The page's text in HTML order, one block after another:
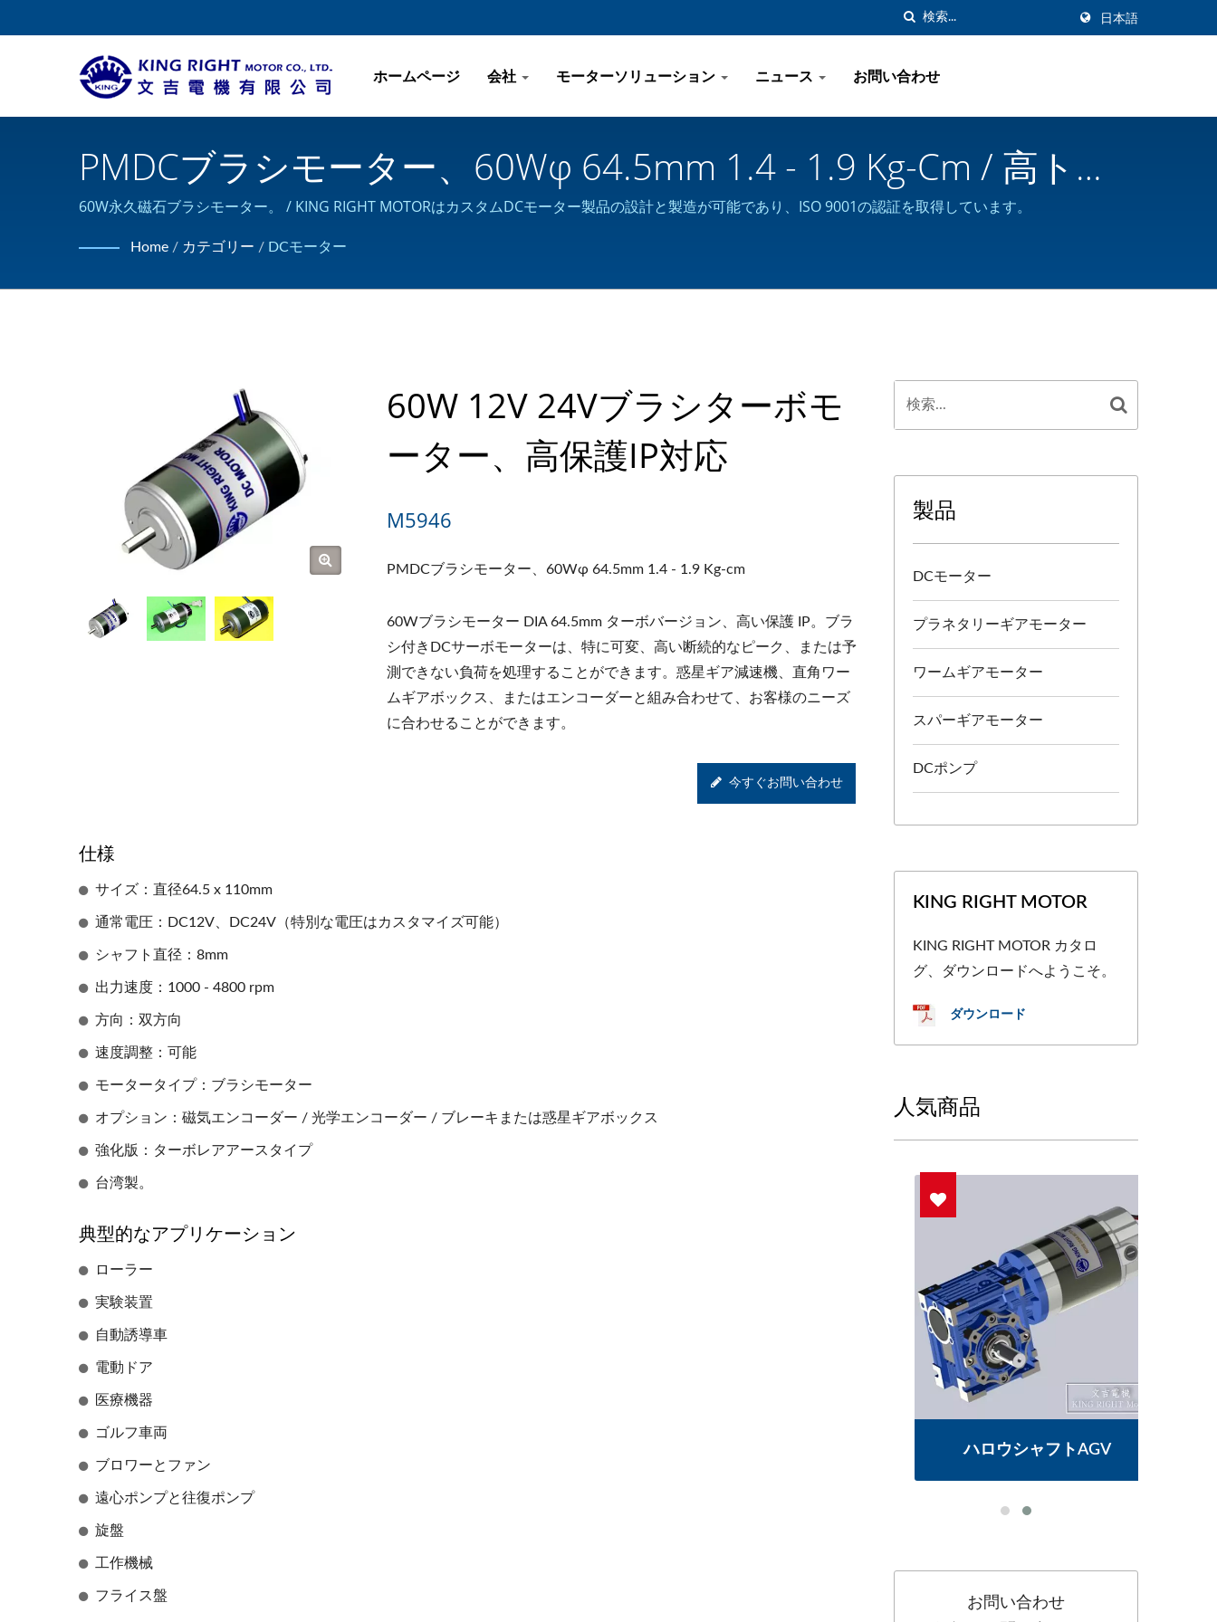
日本語
ホームページ 会社 モーターソリューション ニュース お問い合わせ
PMDCブラシモーター、60Wφ 64.5mm 1.4 - 1.9 Kg-Cm / 高トル
クDCモーターメーカー | KING RIGHT MOTOR
60W永久磁石ブラシモーター。 / KING RIGHT MOTORはカスタムDCモーター製品の設計と製造が可能であり、ISO 9001の認証を取得しています。
Home / カテゴリー / DCモーター
60W 12V 24Vブラシターボモ
ーター、高保護IP対応
M5946
PMDCブラシモーター、60Wφ 64.5mm 1.4 - 1.9 Kg-cm
60Wブラシモーター DIA 64.5mm ターボバージョン、高い保護 IP。ブラ
シ付きDCサーボモーターは、特に可変、高い断続的なピーク、または予
測できない負荷を処理することができます。惑星ギア減速機、直角ワー
ムギアボックス、またはエンコーダーと組み合わせて、お客様のニーズ
に合わせることができます。
今すぐお問い合わせ
仕様
サイズ：直径64.5 x 110mm
通常電圧：DC12V、DC24V（特別な電圧はカスタマイズ可能）
シャフト直径：8mm
出力速度：1000 - 4800 rpm
方向：双方向
速度調整：可能
モータータイプ：ブラシモーター
オプション：磁気エンコーダー / 光学エンコーダー / ブレーキまたは惑星ギアボックス
強化版：ターボレアアースタイプ
台湾製。
典型的なアプリケーション
ローラー
実験装置
自動誘導車
電動ドア
医療機器
ゴルフ車両
ブロワーとファン
遠心ポンプと往復ポンプ
旋盤
工作機械
フライス盤
製品
DCモーター
プラネタリーギアモーター
ワームギアモーター
スパーギアモーター
DCポンプ
KING RIGHT MOTOR
KING RIGHT MOTOR カタロ
グ、ダウンロードへようこそ。
ダウンロード
人気商品
ハロウシャフトAGV
お問い合わせ